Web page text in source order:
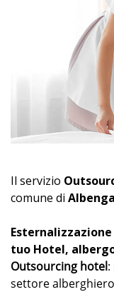
Il servizio
comune di Albenga
tuo Hotel,
Outsourcing hotel
settore alberghiero